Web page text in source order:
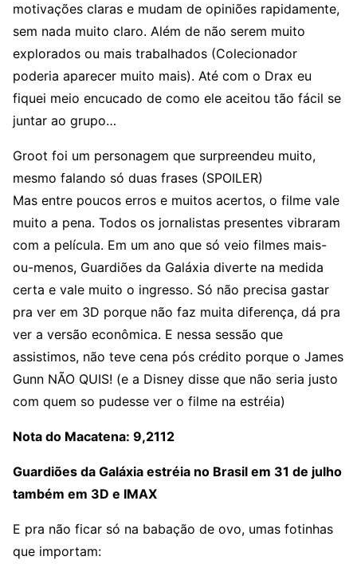
motivações claras e mudam de opiniões rapidamente,
sem nada muito claro. Além de não serem muito
explorados ou mais trabalhados (Colecionador
poderia aparecer muito mais). Até com o Drax eu
fiquei meio encucado de como ele aceitou tão fácil se
juntar ao grupo…
Groot foi um personagem que surpreendeu muito,
mesmo falando só duas frases (SPOILER)
Mas entre poucos erros e muitos acertos, o filme vale
muito a pena. Todos os jornalistas presentes vibraram
com a película. Em um ano que só veio filmes mais-
ou-menos, Guardiões da Galáxia diverte na medida
certa e vale muito o ingresso. Só não precisa gastar
pra ver em 3D porque não faz muita diferença, dá pra
ver a versão econômica. E nessa sessão que
assistimos, não teve cena pós crédito porque o James
Gunn NÃO QUIS! (e a Disney disse que não seria justo
com quem so pudesse ver o filme na estréia)
Nota do Macatena: 9,2112
Guardiões da Galáxia estréia no Brasil em 31 de julho
também em 3D e IMAX
E pra não ficar só na babação de ovo, umas fotinhas
que importam: